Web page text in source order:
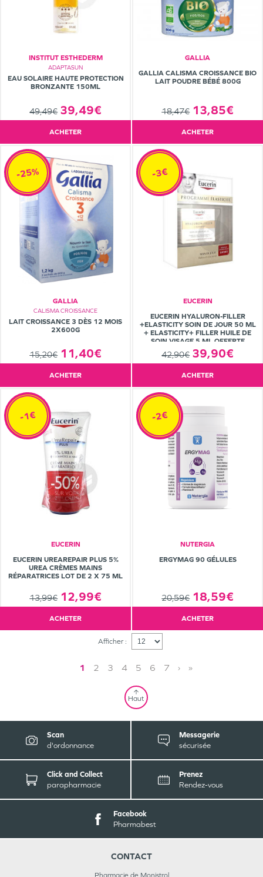
INSTITUT ESTHEDERM
ADAPTASUN
EAU SOLAIRE HAUTE PROTECTION
BRONZANTE 150ML
49,49€ 39,49€
ACHETER
GALLIA
GALLIA CALISMA CROISSANCE BIO
LAIT POUDRE BÉBÉ 800G
18,47€ 13,85€
ACHETER
GALLIA
CALISMA CROISSANCE
LAIT CROISSANCE 3 DÈS 12 MOIS
2X600G
15,20€ 11,40€
-25%
ACHETER
EUCERIN
EUCERIN HYALURON-FILLER
+ELASTICITY SOIN DE JOUR 50 ML
+ ELASTICITY+ FILLER HUILE DE
SOIN VISAGE 5 ML OFFERTE
42,90€ 39,90€
-3€
ACHETER
EUCERIN
EUCERIN UREAREPAIR PLUS 5%
UREA CRÈMES MAINS
RÉPARATRICES LOT DE 2 X 75 ML
13,99€ 12,99€
-1€
ACHETER
NUTERGIA
ERGYMAG 90 GÉLULES
20,59€ 18,59€
-2€
ACHETER
Afficher :
1 2 3 4 5 6 7 › »
Haut
Scan
d'ordonnance
Messagerie
sécurisée
Click and Collect
parapharmacie
Prenez
Rendez-vous
Facebook
Pharmabest
CONTACT
Pharmacie de Monistrol